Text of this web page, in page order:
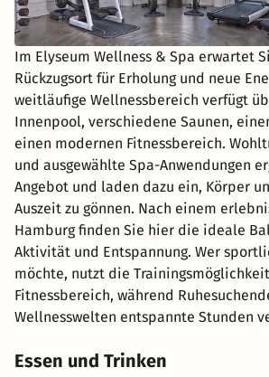
Im Elyseum Wellness & Spa erwartet
Rückzugsort für Erholung und neue
weitläufige Wellnessbereich verfügt
Innenpool, verschiedene Saunen,
einen modernen Fitnessbereich.
und ausgewählte Spa-Anwendungen
Angebot und laden dazu ein, Körper
Auszeit zu gönnen. Nach einem
Hamburg finden Sie hier die ideale
Aktivität und Entspannung. Wer
möchte, nutzt die
Fitnessbereich, während
Wellnesswelten entspannte Stunden
Essen und Trinken